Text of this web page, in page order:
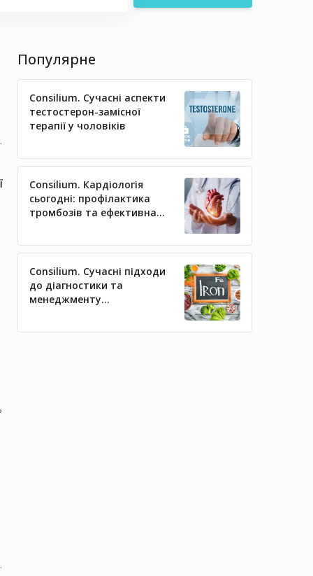
Популярне
Consilium. Сучасні аспекти
тестостерон-замісної
терапії у чоловіків
Consilium. Кардіологія
сьогодні: профілактика
тромбозів та ефективна
Consilium. Сучасні підходи
до діагностики та
менеджменту